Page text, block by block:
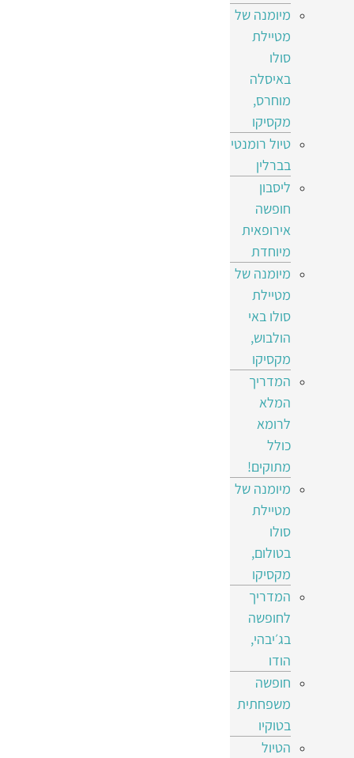
מיומנה של
מטיילת
סולו
באיסלה
מוחרס,
מקסיקו
טיול רומנטי
בברלין
ליסבון
חופשה
אירופאית
מיוחדת
מיומנה של
מטיילת
סולו באי
הולבוש,
מקסיקו
המדריך
המלא
לרומא
כולל
מתוקים!
מיומנה של
מטיילת
סולו
בטולום,
מקסיקו
המדריך
לחופשה
בג׳יבהי,
הודו
חופשה
משפחתית
בטוקיו
הטיול